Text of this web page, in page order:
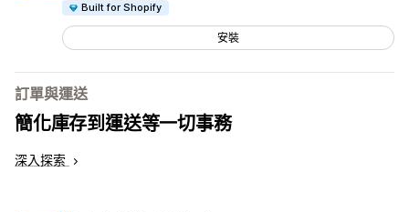
Built for Shopify
安裝
訂單與運送
簡化庫存到運送等一切事務
深入探索